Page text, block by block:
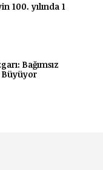
100. yılında 1
Bağımsız
Büyüyor